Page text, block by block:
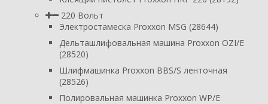
220 Вольт
Электростамеска Proxxon MSG (28644)
Дельташлифовальная машина Proxxon OZI/E
(28520)
Шлифмашинка Proxxon BBS/S ленточная
(28526)
Полировальная машинка Proxxon WP/E